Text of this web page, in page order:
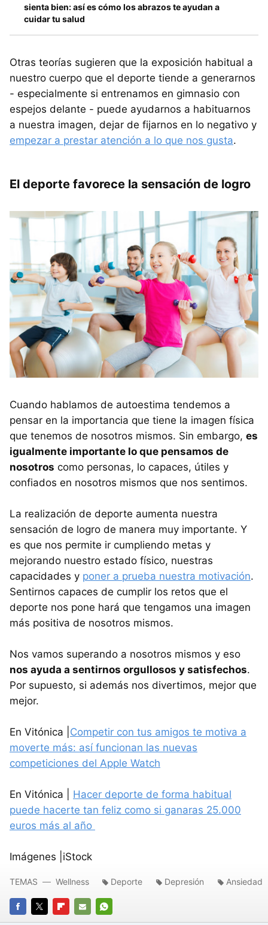
sienta bien: así es cómo los abrazos te ayudan a
cuidar tu salud
Otras teorías sugieren que la exposición habitual a
nuestro cuerpo que el deporte tiende a generarnos
- especialmente si entrenamos en gimnasio con
espejos delante - puede ayudarnos a habituarnos
a nuestra imagen, dejar de fijarnos en lo negativo y
empezar a prestar atención a lo que nos gusta.
El deporte favorece la sensación de logro
Cuando hablamos de autoestima tendemos a
pensar en la importancia que tiene la imagen física
que tenemos de nosotros mismos. Sin embargo, es
igualmente importante lo que pensamos de
nosotros como personas, lo capaces, útiles y
confiados en nosotros mismos que nos sentimos.
La realización de deporte aumenta nuestra
sensación de logro de manera muy importante. Y
es que nos permite ir cumpliendo metas y
mejorando nuestro estado físico, nuestras
capacidades y poner a prueba nuestra motivación.
Sentirnos capaces de cumplir los retos que el
deporte nos pone hará que tengamos una imagen
más positiva de nosotros mismos.
Nos vamos superando a nosotros mismos y eso
nos ayuda a sentirnos orgullosos y satisfechos.
Por supuesto, si además nos divertimos, mejor que
mejor.
En Vitónica | Competir con tus amigos te motiva a
moverte más: así funcionan las nuevas
competiciones del Apple Watch
En Vitónica | Hacer deporte de forma habitual
puede hacerte tan feliz como si ganaras 25.000
euros más al año
Imágenes |iStock
TEMAS Wellness Deporte Depresión Ansiedad